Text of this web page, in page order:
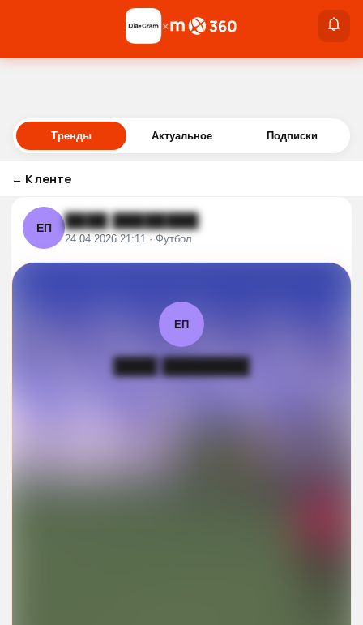
Войти
×
Тренды Актуальное Подписки
← К ленте
ЕП ████ ████████
24.04.2026 21:11 · Футбол
ЕП
████ ████████